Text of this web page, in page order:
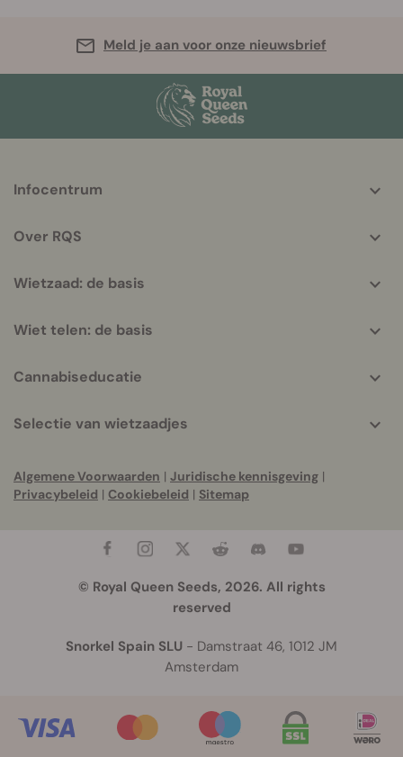
Meld je aan voor onze nieuwsbrief
helpful
Infocentrum
Over RQS
Wietzaad: de basis
Wiet telen: de basis
Cannabiseducatie
Selectie van wietzaadjes
Algemene Voorwaarden | Juridische kennisgeving |
Privacybeleid | Cookiebeleid | Sitemap
© Royal Queen Seeds, 2026. All rights
reserved
Snorkel Spain SLU - Damstraat 46, 1012 JM
Amsterdam